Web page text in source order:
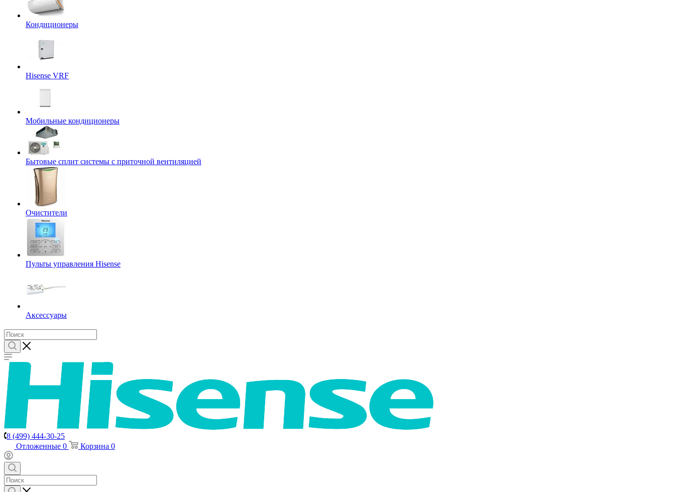
Кондиционеры
Hisense VRF
Мобильные кондиционеры
Бытовые сплит системы с приточной вентиляцией
Очистители
Пульты управления Hisense
Аксессуары
8 (499) 444-30-25
Отложенные 0 Корзина 0